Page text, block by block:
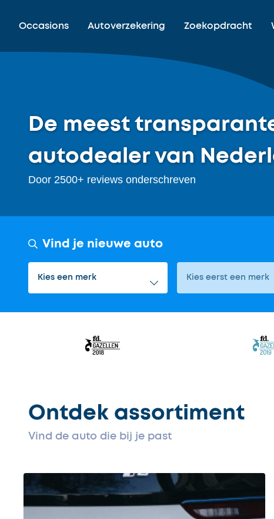
Occasions Autoverzekering Zoekopdracht
De meest
autodealer van
Door 2500+ reviews onderschreven
Vind je nieuwe auto
Ontdek assortiment
Vind de auto die bij je past